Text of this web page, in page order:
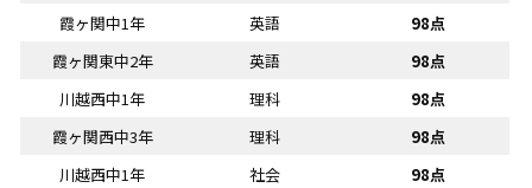
霞ヶ関中1年
英語
98点
霞ヶ関東中2年
英語
98点
川越西中1年
理科
98点
霞ヶ関西中3年
理科
98点
川越西中1年
社会
98点